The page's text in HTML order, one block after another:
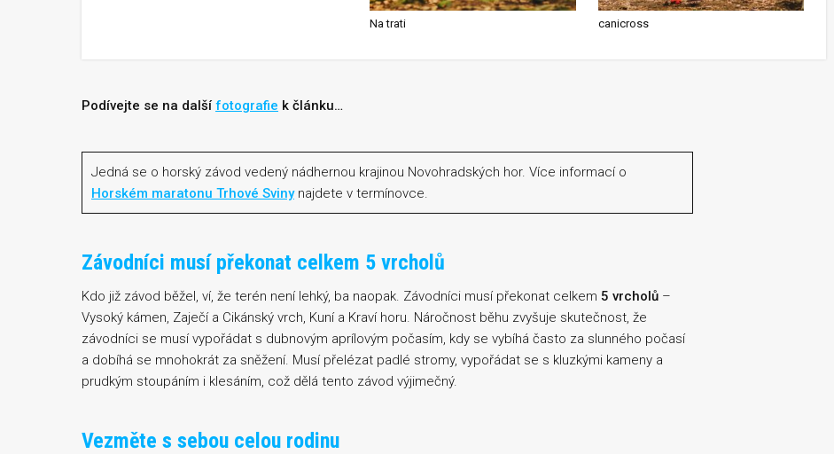
Na trati canicross
Podívejte se na další fotografie k článku…
Jedná se o horský závod vedený nádhernou krajinou Novohradských hor. Více informací o
Horském maratonu Trhové Svinynajdete v termínovce.
Závodníci musí překonat celkem 5 vrcholů
Kdo již závod běžel, ví, že terén není lehký, ba naopak. Závodníci musí překonat celkem 5 vrcholů –
Vysoký kámen, Zaječí a Cikánský vrch, Kuní a Kraví horu. Náročnost běhu zvyšuje skutečnost, že
závodníci se musí vypořádat s dubnovým aprílovým počasím, kdy se vybíhá často za slunného počasí
a dobíhá se mnohokrát za sněžení. Musí přelézat padlé stromy, vypořádat se s kluzkými kameny a
prudkým stoupáním i klesáním, což dělá tento závod výjimečný.
Vezměte s sebou celou rodinu